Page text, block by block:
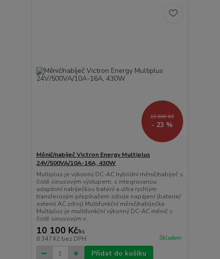
13 200 Kč
- 23 %
Měnič/nabíječ Victron Energy Multiplus
24V/500VA/10A-16A, 430W
Multiplus je výkonný DC-AC hybridní měnič/nabíječ s
čistě sinusovým výstupem, s integrovanou
adaptivní nabíječkou baterií a ultra rychlým
transferovým přepínačem zdroje napájení (baterie/
externí AC zdroj) Multifunkční měnič/nabíječka
Multiplus je multifunkční výkonný DC-AC měnič s
čistě sinusovým v...
10 100 Kč/ks
8 347 Kč bez DPH Skladem
Přidat do košíku